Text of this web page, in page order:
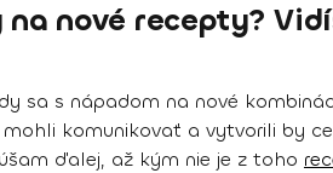
nové recepty?
sa s nápadom na nové
komunikovať a vytvorili by
ďalej, až kým nie je z toho